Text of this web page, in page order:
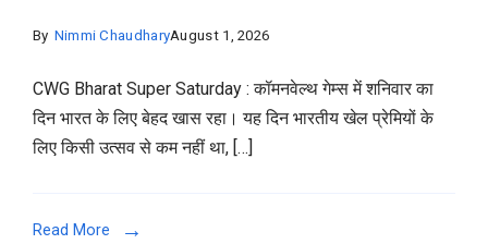
By Nimmi ChaudharyAugust 1, 2026
CWG Bharat Super Saturday : कॉमनवेल्थ गेम्स में शनिवार का
दिन भारत के लिए बेहद खास रहा। यह दिन भारतीय खेल प्रेमियों के
लिए किसी उत्सव से कम नहीं था, […]
Read More